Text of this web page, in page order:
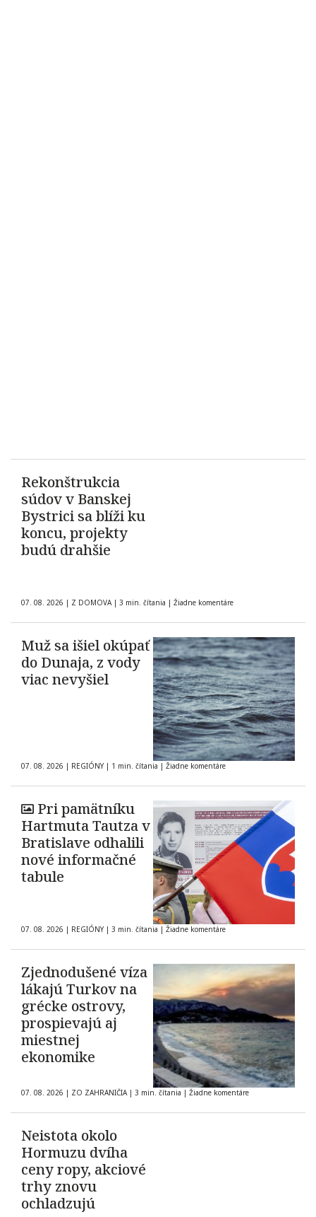
Rekonštrukcia
súdov v Banskej
Bystrici sa blíži ku
koncu, projekty
budú drahšie
07. 08. 2026 | Z DOMOVA | 3 min. čítania | Žiadne komentáre
Muž sa išiel okúpať
do Dunaja, z vody
viac nevyšiel
07. 08. 2026 | REGIÓNY | 1 min. čítania | Žiadne komentáre
Pri pamätníku
Hartmuta Tautza v
Bratislave odhalili
nové informačné
tabule
07. 08. 2026 | REGIÓNY | 3 min. čítania | Žiadne komentáre
Zjednodušené víza
lákajú Turkov na
grécke ostrovy,
prospievajú aj
miestnej
ekonomike
07. 08. 2026 | ZO ZAHRANIČIA | 3 min. čítania | Žiadne komentáre
Neistota okolo
Hormuzu dvíha
ceny ropy, akciové
trhy znovu
ochladzujú